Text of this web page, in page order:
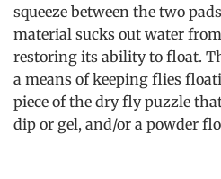
squeeze between the two
material sucks out water
restoring its ability to float.
a means of keeping flies
piece of the dry fly puzzle
dip or gel, and/or a powder